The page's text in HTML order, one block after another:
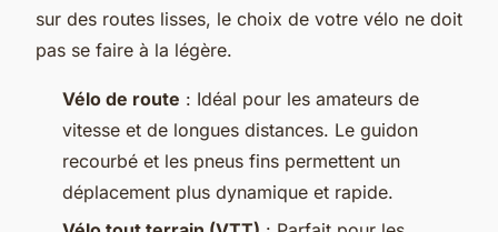
sur des routes lisses, le choix de votre vélo ne doit
pas se faire à la légère.
Vélo de route : Idéal pour les amateurs de
vitesse et de longues distances. Le guidon
recourbé et les pneus fins permettent un
déplacement plus dynamique et rapide.